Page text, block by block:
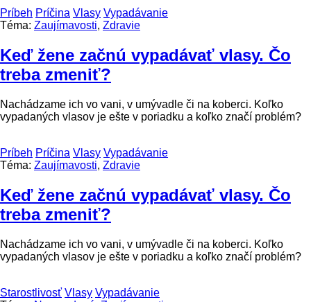
Príbeh Príčina Vlasy Vypadávanie
Téma: Zaujímavosti, Zdravie
Keď žene začnú vypadávať vlasy. Čo
treba zmeniť?
Nachádzame ich vo vani, v umývadle či na koberci. Koľko
vypadaných vlasov je ešte v poriadku a koľko značí problém?
Príbeh Príčina Vlasy Vypadávanie
Téma: Zaujímavosti, Zdravie
Keď žene začnú vypadávať vlasy. Čo
treba zmeniť?
Nachádzame ich vo vani, v umývadle či na koberci. Koľko
vypadaných vlasov je ešte v poriadku a koľko značí problém?
Starostlivosť Vlasy Vypadávanie